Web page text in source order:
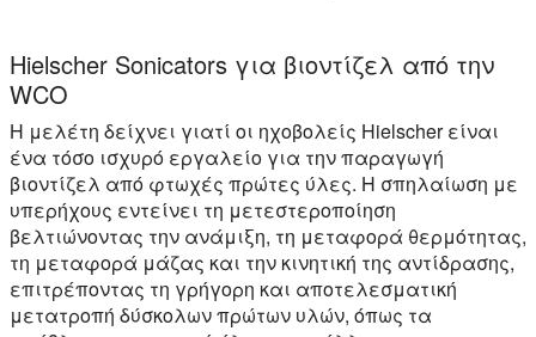
Hielscher Sonicators για βιοντίζελ από την
WCO
Η μελέτη δείχνει γιατί οι ηχοβολείς Hielscher είναι
ένα τόσο ισχυρό εργαλείο για την παραγωγή
βιοντίζελ από φτωχές πρώτες ύλες. Η σπηλαίωση με
υπερήχους εντείνει τη μετεστεροποίηση
βελτιώνοντας την ανάμιξη, τη μεταφορά θερμότητας,
τη μεταφορά μάζας και την κινητική της αντίδρασης,
επιτρέποντας τη γρήγορη και αποτελεσματική
μετατροπή δύσκολων πρώτων υλών, όπως τα